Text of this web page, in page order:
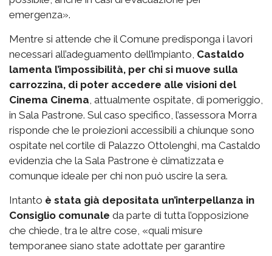
emergenza».
Mentre si attende che il Comune predisponga i lavori
necessari all’adeguamento dell’impianto, Castaldo
lamenta l’impossibilità, per chi si muove sulla
carrozzina, di poter accedere alle visioni del
Cinema Cinema , attualmente ospitate, di pomeriggio,
in Sala Pastrone. Sul caso specifico, l’assessora Morra
risponde che le proiezioni accessibili a chiunque sono
ospitate nel cortile di Palazzo Ottolenghi, ma Castaldo
evidenzia che la Sala Pastrone è climatizzata e
comunque ideale per chi non può uscire la sera.
Intanto è stata già depositata un’interpellanza in
Consiglio comunale da parte di tutta l’opposizione
che chiede, tra le altre cose, «quali misure
temporanee siano state adottate per garantire